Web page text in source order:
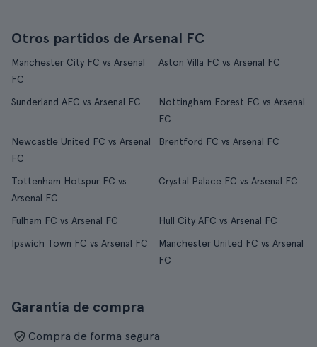
Otros partidos de Arsenal FC
Manchester City FC vs Arsenal
FC
Aston Villa FC vs Arsenal FC
Sunderland AFC vs Arsenal FC
Nottingham Forest FC vs Arsenal
FC
Newcastle United FC vs Arsenal
FC
Brentford FC vs Arsenal FC
Tottenham Hotspur FC vs
Arsenal FC
Crystal Palace FC vs Arsenal FC
Fulham FC vs Arsenal FC
Hull City AFC vs Arsenal FC
Ipswich Town FC vs Arsenal FC
Manchester United FC vs Arsenal
FC
Garantía de compra
Compra de forma segura